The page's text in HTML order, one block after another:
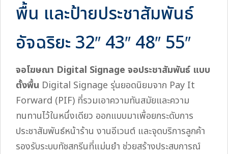
พื้น และป้ายประชาสัมพันธ์
อัจฉริยะ 32″ 43″ 48″ 55″
จอโฆษณา Digital Signage จอประชาสัมพันธ์ แบบ
ตั้งพื้น Digital Signage รุ่นยอดนิยมจาก Pay It
Forward (PIF) ที่รวมเอาความทันสมัยและความ
ทนทานไว้ในหนึ่งเดียว ออกแบบมาเพื่อยกระดับการ
ประชาสัมพันธ์หน้าร้าน งานอีเวนต์ และจุดบริการลูกค้า
รองรับระบบทัชสกรีนที่แม่นยำ ช่วยสร้างประสบการณ์